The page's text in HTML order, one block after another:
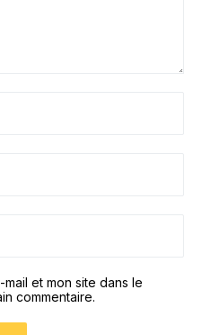
et mon site dans le
commentaire.